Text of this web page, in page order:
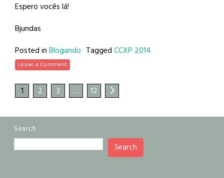
Espero vocês lá!
Bjundas
Posted inBlogando TaggedCCXP 2014
Leave a Comment
1 2 3 … 12
Search
Search